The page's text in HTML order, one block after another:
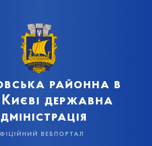
районна в
Києві державна
вебпортал